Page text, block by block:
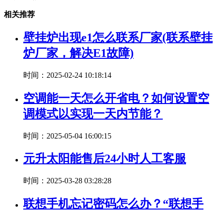
相关推荐
壁挂炉出现e1怎么联系厂家(联系壁挂
炉厂家，解决E1故障)
时间：2025-02-24 10:18:14
空调能一天怎么开省电？如何设置空
调模式以实现一天内节能？
时间：2025-05-04 16:00:15
元升太阳能售后24小时人工客服
时间：2025-03-28 03:28:28
联想手机忘记密码怎么办？“联想手